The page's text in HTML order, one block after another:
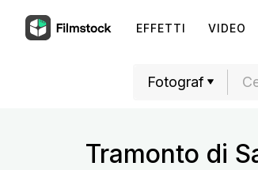
EFFETTI VIDEO
Tramonto di